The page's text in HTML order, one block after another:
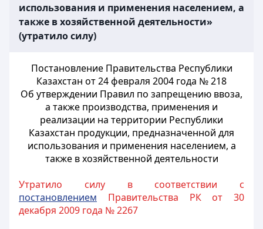
использования и применения населением, а
также в хозяйственной деятельности»
(утратило силу)
Постановление Правительства Республики
Казахстан от 24 февраля 2004 года № 218
Об утверждении Правил по запрещению ввоза,
а также производства, применения и
реализации на территории Республики
Казахстан продукции, предназначенной для
использования и применения населением, а
также в хозяйственной деятельности
Утратило силу в соответствии с
постановлением Правительства РК от 30
декабря 2009 года № 2267